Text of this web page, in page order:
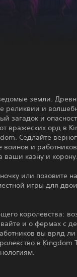
земли.
реликвии и
загадок и
вражеских орд в
Седлайте
и
казну и корону.
или позовите
игры для
королевства:
и о фермах с
вы вряд
в Kingdom